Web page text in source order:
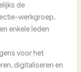
de
werkgroep.
enkele leden
voor het
digitaliseren en